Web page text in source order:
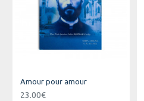
Amour pour amour
23.00€